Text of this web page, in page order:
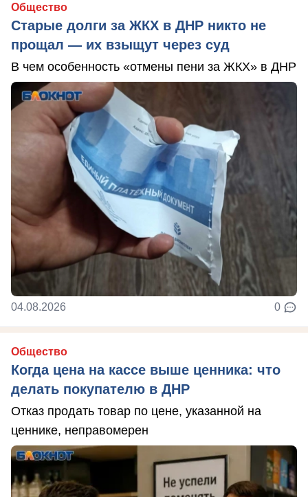
Общество
Старые долги за ЖКХ в ДНР никто не
прощал — их взыщут через суд
В чем особенность «отмены пени за ЖКХ» в ДНР
04.08.2026 0
Общество
Когда цена на кассе выше ценника: что
делать покупателю в ДНР
Отказ продать товар по цене, указанной на
ценнике, неправомерен